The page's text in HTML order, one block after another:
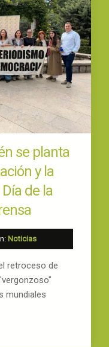
se planta
y la
de la
Noticias
retroceso de
mundiales